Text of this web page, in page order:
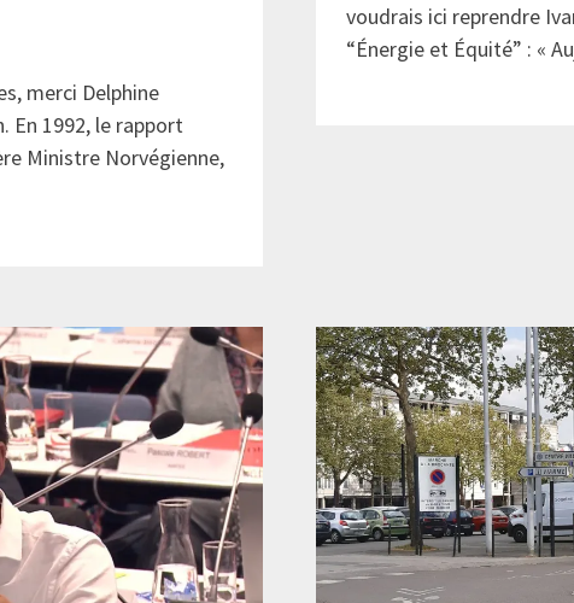
merci Delphine
En 1992, le rapport
Ministre Norvégienne,
voudrais ici reprendre
“Énergie et Équité” : «